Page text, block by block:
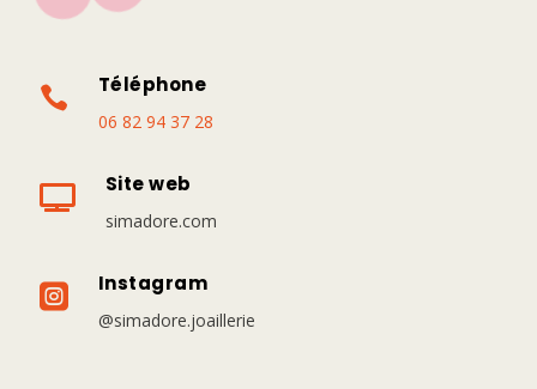
 Téléphone
06 82 94 37 28
 Site web
simadore.com
 Instagram
@simadore.joaillerie